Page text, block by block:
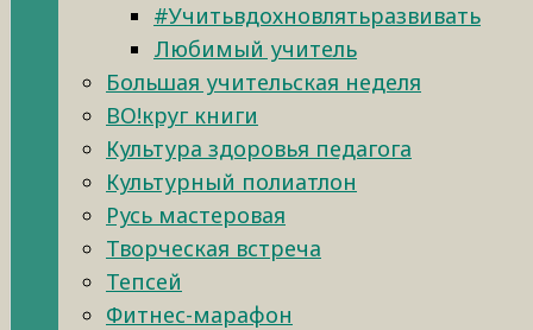
#Учитьвдохновлятьразвивать
Любимый учитель
Большая учительская неделя
ВО!круг книги
Культура здоровья педагога
Культурный полиатлон
Русь мастеровая
Творческая встреча
Тепсей
Фитнес-марафон